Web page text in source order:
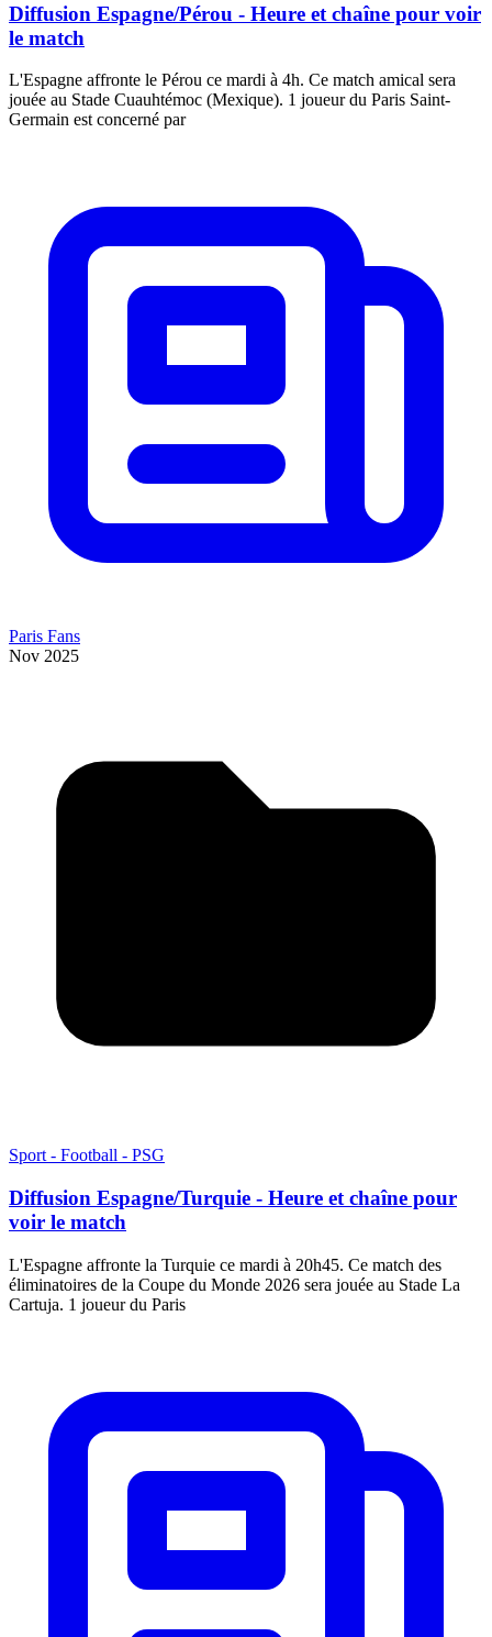
Diffusion Espagne/Pérou - Heure et chaîne pour voir
le match
L'Espagne affronte le Pérou ce mardi à 4h. Ce match amical sera
jouée au Stade Cuauhtémoc (Mexique). 1 joueur du Paris Saint-
Germain est concerné par
Paris Fans
Nov 2025
Sport - Football - PSG
Diffusion Espagne/Turquie - Heure et chaîne pour
voir le match
L'Espagne affronte la Turquie ce mardi à 20h45. Ce match des
éliminatoires de la Coupe du Monde 2026 sera jouée au Stade La
Cartuja. 1 joueur du Paris